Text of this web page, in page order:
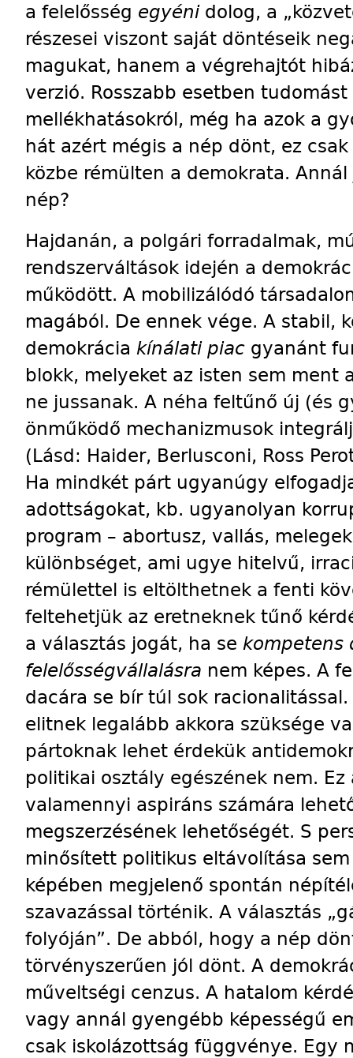
a felelősség egyénidolog, a
részesei viszont saját döntéseik
magukat, hanem a végrehajtót
verzió. Rosszabb esetben
mellékhatásokról, még ha azok a
hát azért mégis a nép dönt, ez
közbe rémülten a demokrata.
nép?
Hajdanán, a polgári forradalmak,
rendszerváltások idején a
működött. A mobilizálódó
magából. De ennek vége. A stabil,
demokrácia kínálati piac gyanánt
blokk, melyeket az isten sem ment
ne jussanak. A néha feltűnő új (és
önműködő mechanizmusok
(Lásd: Haider, Berlusconi, Ross
Ha mindkét párt ugyanúgy
adottságokat, kb. ugyanolyan
program – abortusz, vallás,
különbséget, ami ugye hitelvű,
rémülettel is eltölthetnek a fenti
feltehetjük az eretneknek tűnő
a választás jogát, ha se kompetens
felelősségvállalásra nem képes. A
dacára se bír túl sok
elitnek legalább akkora szüksége
pártoknak lehet érdekük
politikai osztály egészének nem.
valamennyi aspiráns számára
megszerzésének lehetőségét. S
minősített politikus eltávolítása
képében megjelenő spontán
szavazással történik. A választás
folyóján”. De abból, hogy a nép
törvényszerűen jól dönt. A
műveltségi cenzus. A hatalom
vagy annál gyengébb képességű
csak iskolázottság függvénye. Egy